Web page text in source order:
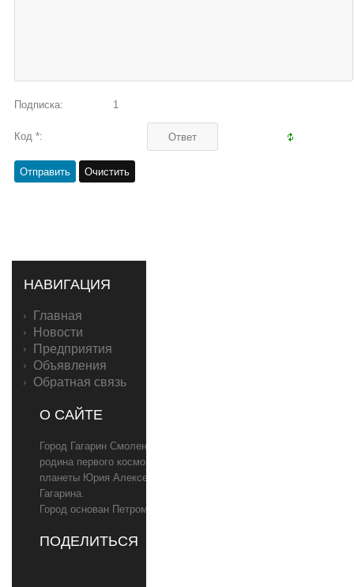
Подписка: 1
Код *:
НАВИГАЦИЯ
Главная
Новости
Предприятия
Объявления
Обратная связь
О САЙТЕ
Город Гагарин Смоленской области,
родина первого космонавта
планеты Юрия Алексеевича
Гагарина.
Город основан Петром I в 1719 году
ПОДЕЛИТЬСЯ